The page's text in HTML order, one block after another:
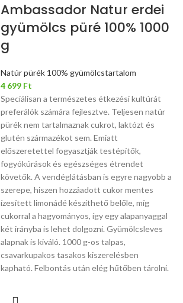
Ambassador Natur erdei
gyümölcs püré 100% 1000
g
Natúr pürék 100% gyümölcstartalom
4 699 Ft
Speciálisan a természetes étkezési kultúrát
preferálók számára fejlesztve. Teljesen natúr
pürék nem tartalmaznak cukrot, laktózt és
glutén származékot sem. Emiatt
előszeretettel fogyasztják testépítők,
fogyókúrások és egészséges étrendet
követők. A vendéglátásban is egyre nagyobb a
szerepe, hiszen hozzáadott cukor mentes
ízesített limonádé készíthető belőle, míg
cukorral a hagyományos, így egy alapanyaggal
két irányba is lehet dolgozni. Gyümölcsleves
alapnak is kiváló. 1000 g-os talpas,
csavarkupakos tasakos kiszerelésben
kapható. Felbontás után elég hűtőben tárolni.